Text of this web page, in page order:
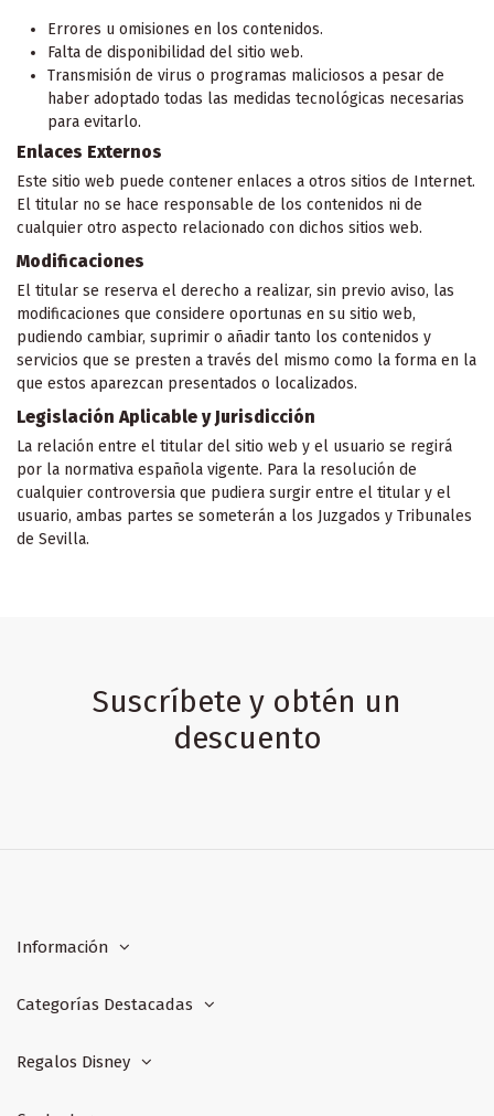
Errores u omisiones en los contenidos.
Falta de disponibilidad del sitio web.
Transmisión de virus o programas maliciosos a pesar de
haber adoptado todas las medidas tecnológicas necesarias
para evitarlo.
Enlaces Externos
Este sitio web puede contener enlaces a otros sitios de Internet.
El titular no se hace responsable de los contenidos ni de
cualquier otro aspecto relacionado con dichos sitios web.
Modificaciones
El titular se reserva el derecho a realizar, sin previo aviso, las
modificaciones que considere oportunas en su sitio web,
pudiendo cambiar, suprimir o añadir tanto los contenidos y
servicios que se presten a través del mismo como la forma en la
que estos aparezcan presentados o localizados.
Legislación Aplicable y Jurisdicción
La relación entre el titular del sitio web y el usuario se regirá
por la normativa española vigente. Para la resolución de
cualquier controversia que pudiera surgir entre el titular y el
usuario, ambas partes se someterán a los Juzgados y Tribunales
de Sevilla.
Suscríbete y obtén un
descuento
Información
Categorías Destacadas
Regalos Disney